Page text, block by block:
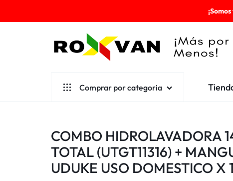
¡MÁS
MENOS!
Comprar por categoria
Cafetería
Escolares
Desechables
COMBO HIDROLAVADORA
TOTAL (UTGT11316) +
UDUKE USO DOMESTICO X